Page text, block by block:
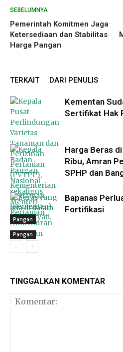
SEBELUMNYA
Pemerintah Komitmen Jaga
Ketersediaan dan Stabilitas
Harga Pangan
TERKAIT DARI PENULIS
Pangan
Kementan
Sertifikat Hak
Pangan
Harga Beras
Ribu, Amran
SPHP dan
Pangan
Bapanas
Fortifikasi
TINGGALKAN KOMENTAR